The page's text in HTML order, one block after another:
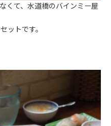
くて、水道橋のバインミー屋
ットです。